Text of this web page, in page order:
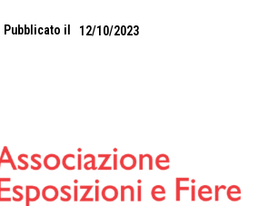
Pubblicato il 12/10/2023